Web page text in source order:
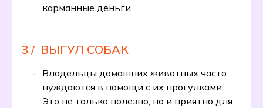
карманные деньги.
3 / ВЫГУЛ СОБАК
Владельцы домашних животных часто
нуждаются в помощи с их прогулками.
Это не только полезно, но и приятно для